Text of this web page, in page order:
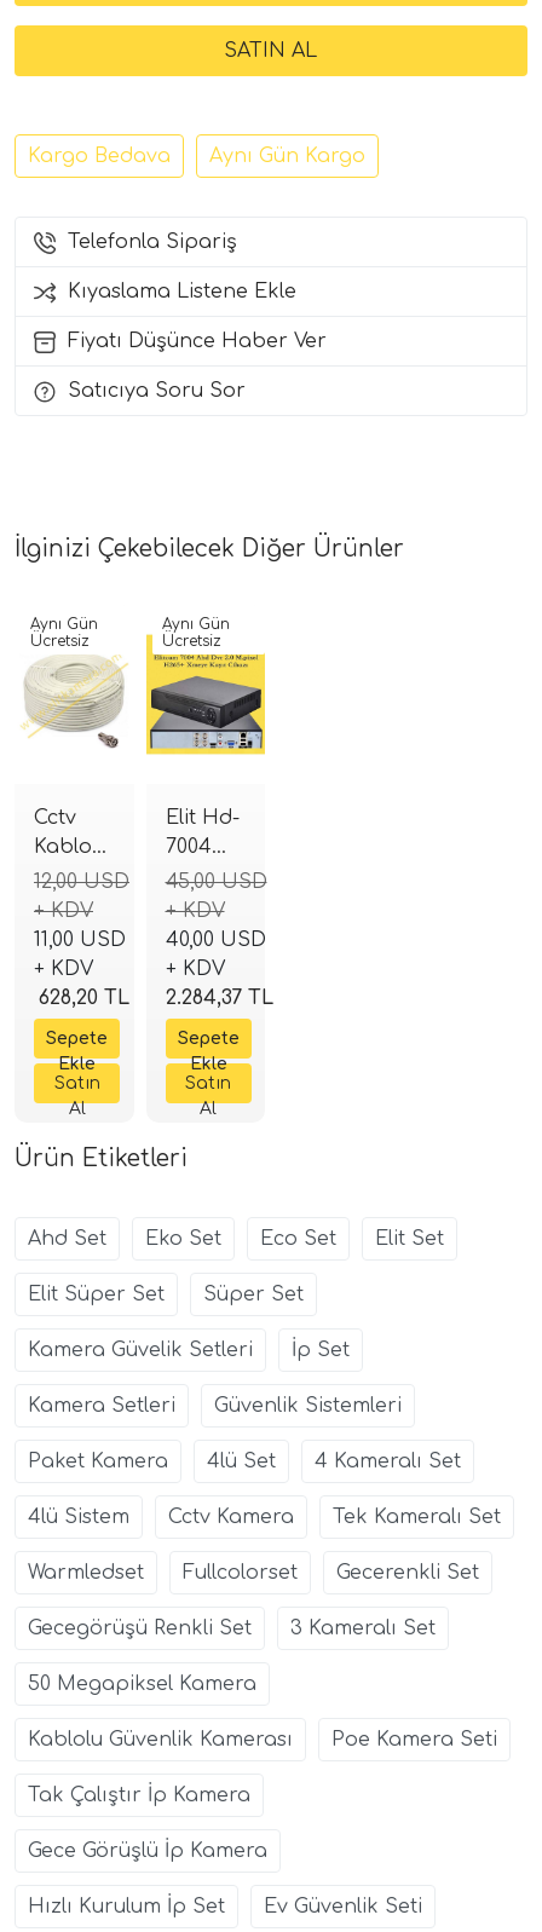
Kargo Bedava Aynı Gün Kargo
Telefonla Sipariş
Kıyaslama Listene Ekle
Fiyatı Düşünce Haber Ver
Satıcıya Soru Sor
İlginizi Çekebilecek Diğer Ürünler
Cctv
Kablo
2+1 0.22
mm (100
Metrelik
top )
12,00 USD
+ KDV
11,00 USD
+ KDV
628,20 TL
Aynı Gün
Ücretsiz
Elit Hd-
7004
Ahd
Kayıt
Cihazı
4 Kanal
( 1080N
Kayıt )
45,00 USD
+ KDV
40,00 USD
+ KDV
2.284,37 TL
Aynı Gün
Ücretsiz
Ürün Etiketleri
Ahd Set Eko Set Eco Set Elit Set
Elit Süper Set Süper Set
Kamera Güvelik Setleri İp Set
Kamera Setleri Güvenlik Sistemleri
Paket Kamera 4lü Set 4 Kameralı Set
4lü Sistem Cctv Kamera Tek Kameralı Set
Warmledset Fullcolorset Gecerenkli Set
Gecegörüşü Renkli Set 3 Kameralı Set
50 Megapiksel Kamera
Kablolu Güvenlik Kamerası Poe Kamera Seti
Tak Çalıştır İp Kamera
Gece Görüşlü İp Kamera
Hızlı Kurulum İp Set Ev Güvenlik Seti